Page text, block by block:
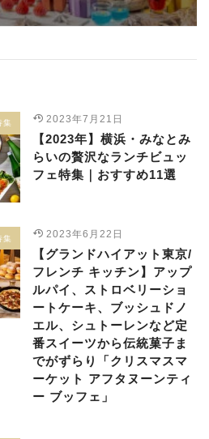
集 2023年7月21日
【2023年】横浜・みなとみ
らいの贅沢なランチビュッ
フェ特集｜おすすめ11選
集 2023年6月22日
【グランドハイアット東京/
フレンチ キッチン】アップ
ルパイ、ストロベリーショ
ートケーキ、ブッシュドノ
エル、シュトーレンなど定
番スイーツから伝統菓子ま
でがずらり「クリスマスマ
ーケット アフタヌーンティ
ー ブッフェ」